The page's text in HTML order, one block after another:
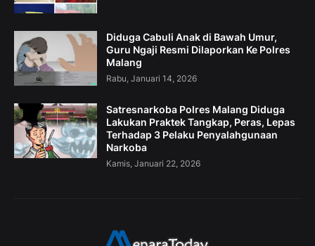
Diduga Cabuli Anak di Bawah Umur,
Guru Ngaji Resmi Dilaporkan Ke Polres
Malang
Rabu, Januari 14, 2026
Satresnarkoba Polres Malang Diduga
Lakukan Praktek Tangkap, Peras, Lepas
Terhadap 3 Pelaku Penyalahgunaan
Narkoba
Kamis, Januari 22, 2026